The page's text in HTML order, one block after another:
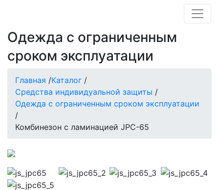
Одежда с ограниченным
сроком эксплуатации
Главная /Каталог /
Средства индивидуальной защиты /
Одежда с ограниченным сроком эксплуатации
/
Комбинезон с ламинацией JPC-65